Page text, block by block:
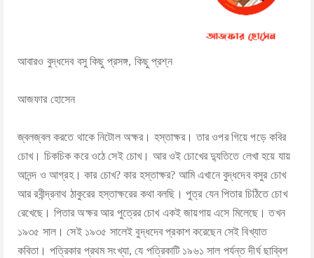
MEDIA
আবারও বুদ্ধদেব বসু কিছু প্রসঙ্গ, কিছু প্রশ্ন
আজফার হোসেন
জ্বলজ্বল করতে থাকে নিটোল অক্ষর। হস্তাক্ষর। তার ওপর গিয়ে পড়ে কবির
চোখ। চিকচিক করে ওঠে সেই চোখ। আর ওই চোখের দ্যুতিতে লেখা হয়ে যায়
আনন্দ ও আগ্রহ। কার চোখ? কার হস্তাক্ষর? আমি এখানে বুদ্ধদেব বসুর চোখ
আর রবীন্দ্রনাথ ঠাকুরের হস্তাক্ষরের কথা বলছি। পুত্র যেন পিতার চিঠিতে চোখ
রেখেছে। পিতার অক্ষর আর পুত্রের চোখ একই জায়গায় এসে মিলেছে। তখন
১৯৩৫ সাল। সেই ১৯৩৫ সালেই বুদ্ধদেব প্রকাশ করেছেন সেই বিখ্যাত
কবিতা। পত্রিকার প্রথম সংখ্যা, যে পত্রিকাটি ১৯৬১ সাল পর্যন্ত দীর্ঘ ছাব্বিশ